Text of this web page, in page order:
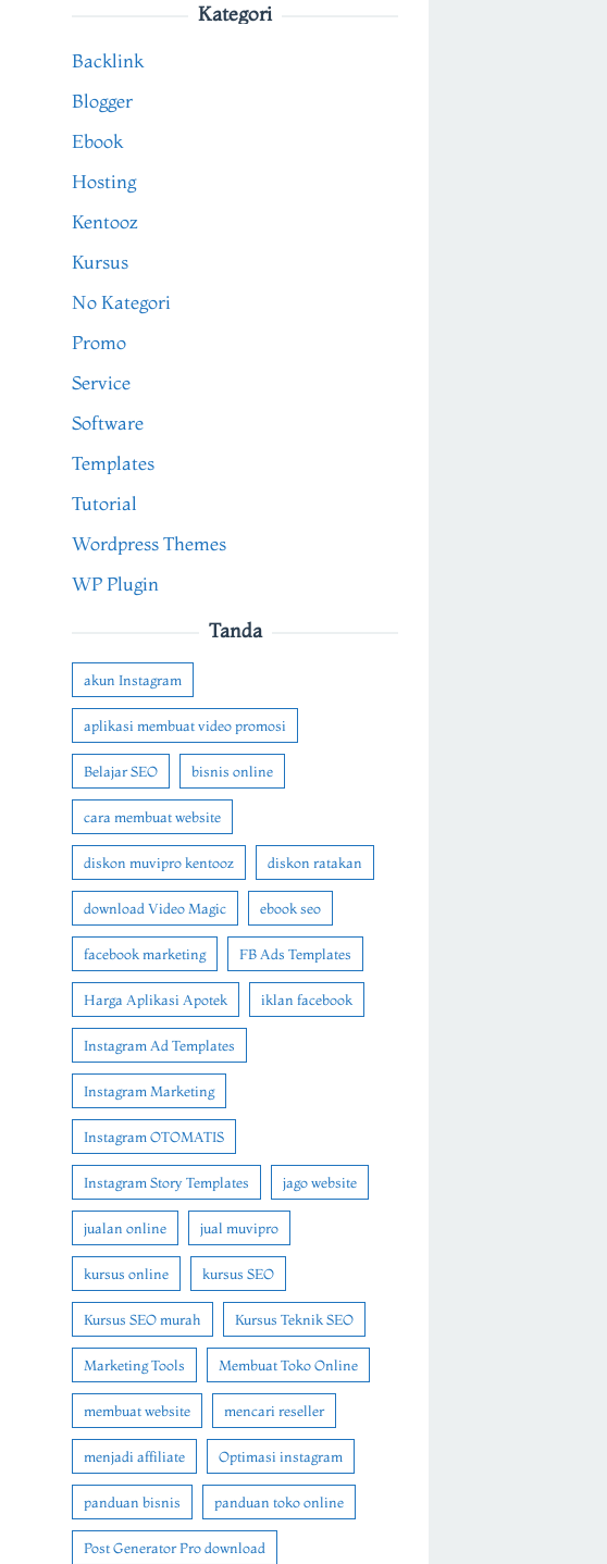
Kategori
Backlink
Blogger
Ebook
Hosting
Kentooz
Kursus
No Kategori
Promo
Service
Software
Templates
Tutorial
Wordpress Themes
WP Plugin
Tanda
akun Instagram
aplikasi membuat video promosi
Belajar SEO bisnis online
cara membuat website
diskon muvipro kentooz diskon ratakan
download Video Magic ebook seo
facebook marketing FB Ads Templates
Harga Aplikasi Apotek iklan facebook
Instagram Ad Templates
Instagram Marketing
Instagram OTOMATIS
Instagram Story Templates jago website
jualan online jual muvipro
kursus online kursus SEO
Kursus SEO murah Kursus Teknik SEO
Marketing Tools Membuat Toko Online
membuat website mencari reseller
menjadi affiliate Optimasi instagram
panduan bisnis panduan toko online
Post Generator Pro download